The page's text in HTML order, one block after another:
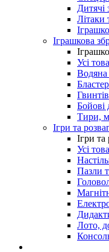
Дитячі
Літаки
Іграшкова
Усі
Водяна
Бойові
Тири,
Ігри та
Ігри та
Усі
Пазли
Лото,